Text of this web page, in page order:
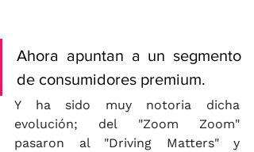
Ahora apuntan a un segmento
de consumidores premium.
Y ha sido muy notoria dicha
evolución; del "Zoom Zoom"
pasaron al "Driving Matters" y